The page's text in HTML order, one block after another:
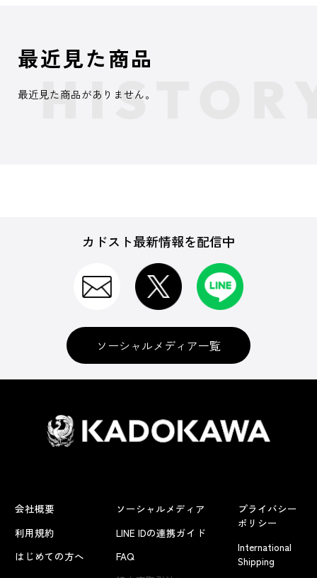
最近見た商品
最近見た商品がありません。
カドスト最新情報を配信中
ソーシャルメディア一覧
会社概要
利用規約
はじめての方へ
ソーシャルメディア
LINE IDの連携ガイド
FAQ
プライバシー
ポリシー
International
Shipping